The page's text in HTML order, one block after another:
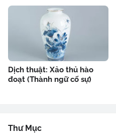
Dịch thuật: Xảo thủ hào
đoạt (Thành ngữ cố sự)
Thư Mục